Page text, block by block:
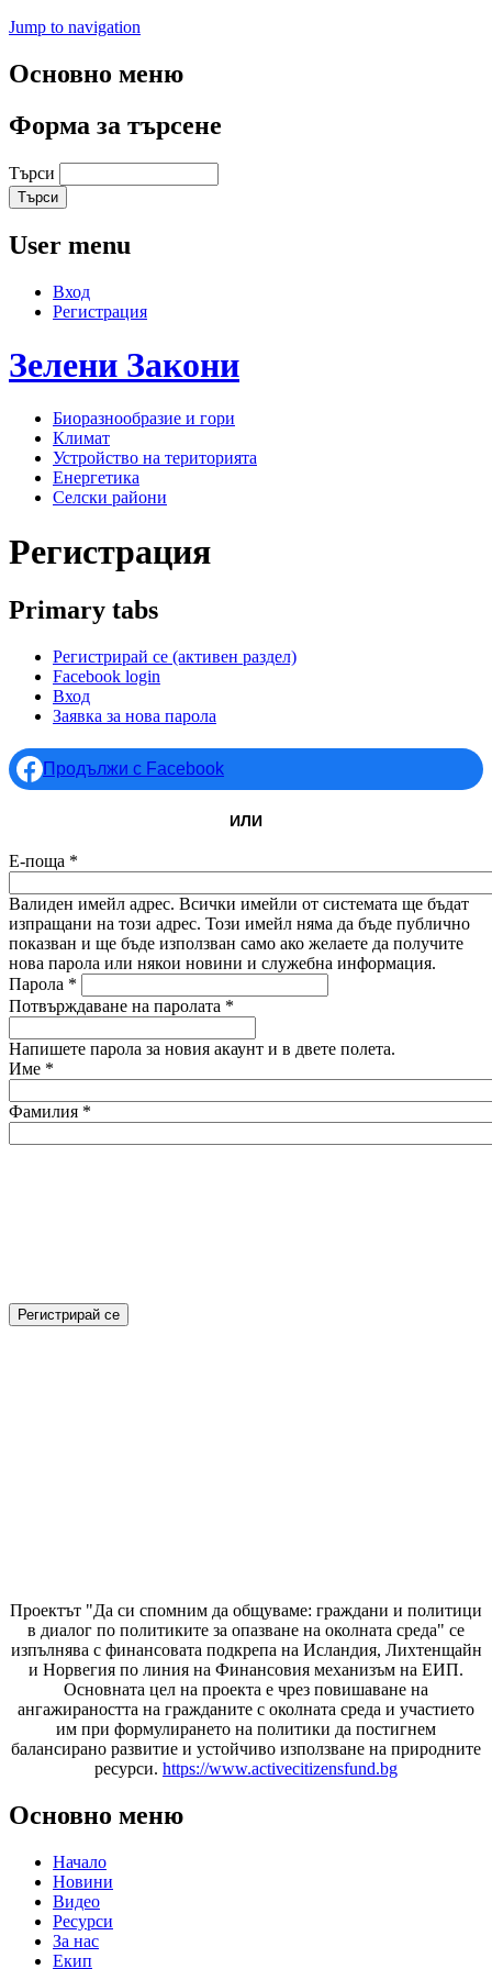
Jump to navigation
Основно меню
Форма за търсене
Търси
User menu
Вход
Регистрация
Зелени Закони
Биоразнообразие и гори
Климат
Устройство на територията
Енергетика
Селски райони
Регистрация
Primary tabs
Регистрирай се (активен раздел)
Facebook login
Вход
Заявка за нова парола
Продължи с Facebook
ИЛИ
Е-поща *
Валиден имейл адрес. Всички имейли от системата ще бъдат
изпращани на този адрес. Този имейл няма да бъде публично
показван и ще бъде използван само ако желаете да получите
нова парола или някои новини и служебна информация.
Парола *
Потвърждаване на паролата *
Напишете парола за новия акаунт и в двете полета.
Име *
Фамилия *
Проектът "Да си спомним да общуваме: граждани и политици
в диалог по политиките за опазване на околната среда" се
изпълнява с финансовата подкрепа на Исландия, Лихтенщайн
и Норвегия по линия на Финансовия механизъм на ЕИП.
Основната цел на проекта е чрез повишаване на
ангажираността на гражданите с околната среда и участието
им при формулирането на политики да постигнем
балансирано развитие и устойчиво използване на природните
ресурси. https://www.activecitizensfund.bg
Основно меню
Начало
Новини
Видео
Ресурси
За нас
Екип